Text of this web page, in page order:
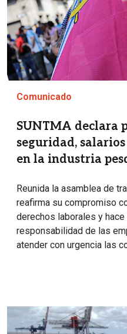
Comunicado
SUNTMA declara
seguridad,
en la industria
Reunida la asamblea de
reafirma su compromiso
derechos laborales y hace
responsabilidad de las
atender con urgencia las
Imagen